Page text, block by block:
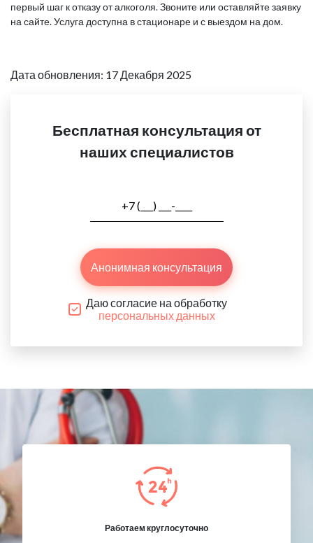
первый шаг к отказу от алкоголя. Звоните или оставляйте заявку
на сайте. Услуга доступна в стационаре и с выездом на дом.
Дата обновления: 17 Декабря 2025
Бесплатная консультация от
наших специалистов
Анонимная консультация
Даю согласие на обработку
персональных данных
Работаем круглосуточно